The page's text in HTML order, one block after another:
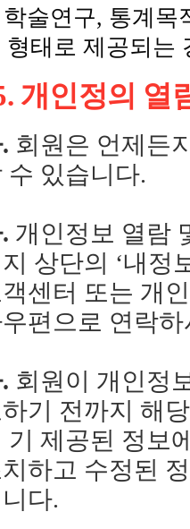
술연구, 통계목
형태로 제공되는
개인정의 열
회원은 언제든
수 있습니다.
개인정보 열람
상단의 ‘내정
객센터 또는 개
편으로 연락
회원이 개인정
하기 전까지 해
기 제공된 정보
하고 수정된
다.